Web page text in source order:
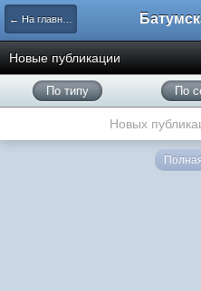
← На главную
Новые публикации
По типу По
Новых